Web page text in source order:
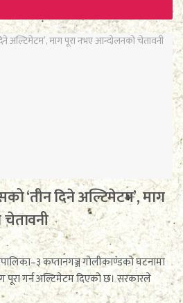
‘तीन दिने अल्टिमेटम’, माग
कप्तानगञ्ज गोलीकाण्डको घटनामा
पूरा गर्न अल्टिमेटम दिएको छ। सरकारले